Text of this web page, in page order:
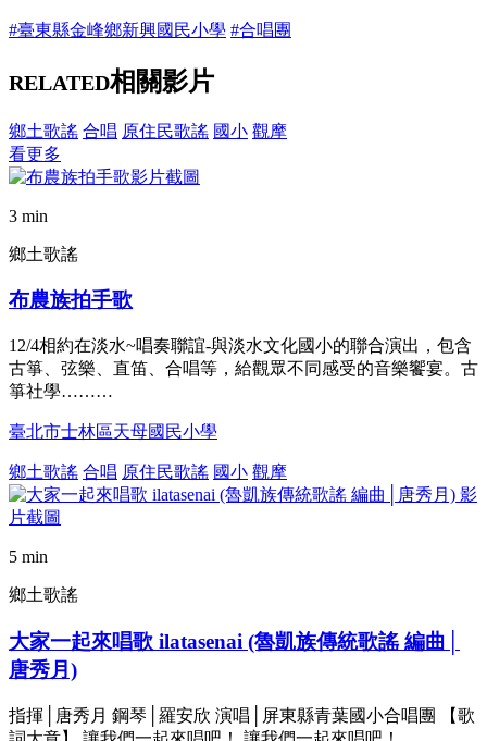
#臺東縣金峰鄉新興國民小學 #合唱團
RELATED相關影片
鄉土歌謠 合唱 原住民歌謠 國小 觀摩
看更多
3 min
鄉土歌謠
布農族拍手歌
12/4相約在淡水~唱奏聯誼-與淡水文化國小的聯合演出，包含
古箏、弦樂、直笛、合唱等，給觀眾不同感受的音樂饗宴。古
箏社學………
臺北市士林區天母國民小學
鄉土歌謠 合唱 原住民歌謠 國小 觀摩
5 min
鄉土歌謠
大家一起來唱歌 ilatasenai (魯凱族傳統歌謠 編曲│
唐秀月)
指揮│唐秀月 鋼琴│羅安欣 演唱│屏東縣青葉國小合唱團 【歌